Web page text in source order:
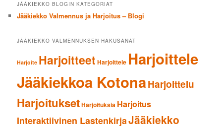
JÄÄKIEKKO BLOGIN KATEGORIAT
Jääkiekko Valmennus ja Harjoitus – Blogi
JÄÄKIEKKO VALMENNUKSEN HAKUSANAT
Harjoite Harjoitteet Harjoittele Harjoittele
Jääkiekkoa KotonaHarjoittelu
HarjoituksetHarjoituksia Harjoitus
Interaktiivinen LastenkirjaJääkiekko